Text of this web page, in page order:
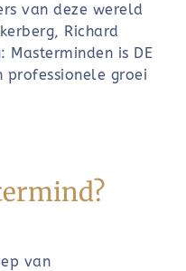
van deze wereld
Richard
Masterminden is DE
professionele groei
van